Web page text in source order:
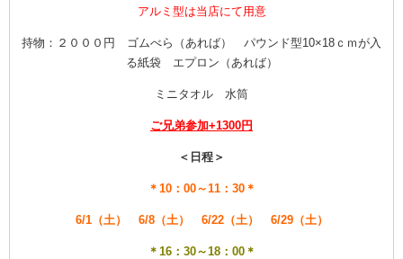
アルミ型は当店にて用意
持物：２０００円 ゴムべら（あれば） パウンド型10×18ｃｍが入
る紙袋 エプロン（あれば）
ミニタオル 水筒
ご兄弟参加+1300円
＜日程＞
＊10：00～11：30＊
6/1（土） 6/8（土） 6/22（土） 6/29（土）
＊16：30～18：00＊